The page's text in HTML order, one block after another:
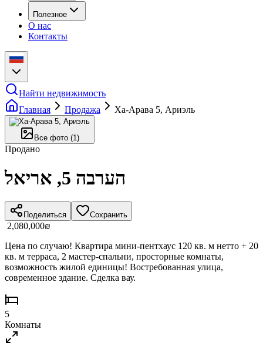
Полезное
О нас
Контакты
Найти недвижимость
Главная
Продажа Ха-Арава 5, Ариэль
Все фото (1)
Продано
הערבה 5, אריאל
Поделиться Сохранить
‏2,080,000 ‏₪
Цена по случаю! Квартира мини-пентхаус 120 кв. м нетто + 20
кв. м терраса, 2 мастер-спальни, просторные комнаты,
возможность жилой единицы! Востребованная улица,
современное здание. Сделка вау.
5
Комнаты